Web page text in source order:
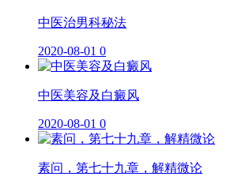
中医治男科秘法
2020-08-01 0
中医美容及白癜风
2020-08-01 0
素问，第七十九章，解精微论